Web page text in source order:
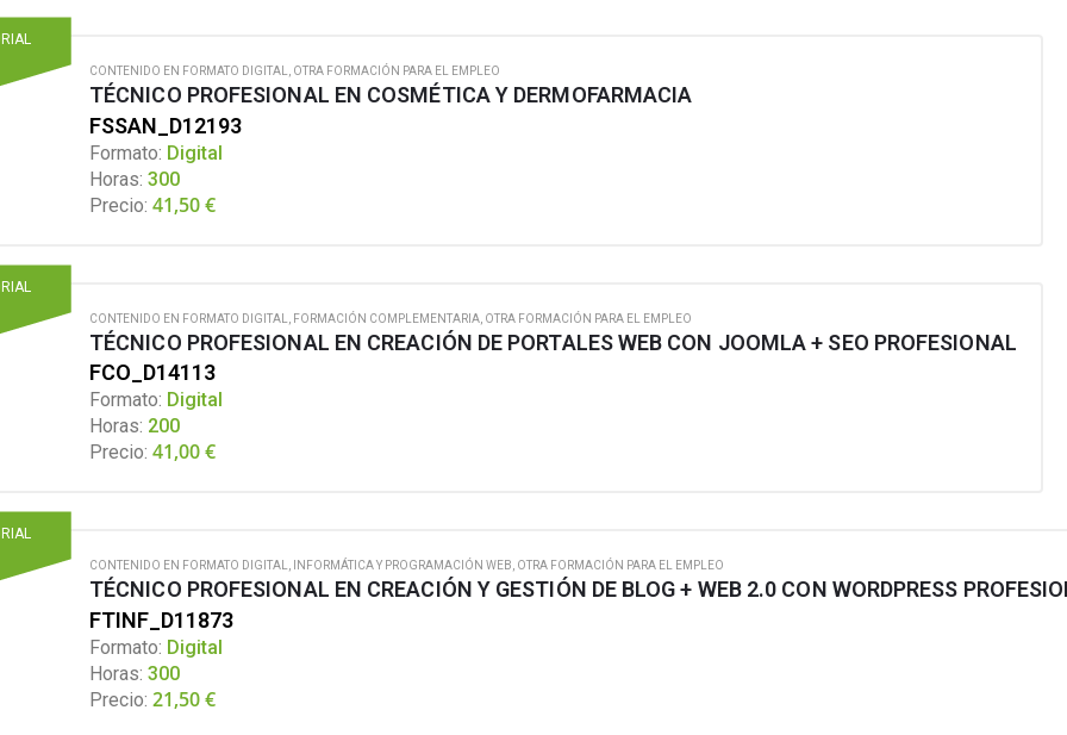
CONTENIDO EN FORMATO DIGITAL, OTRA FORMACIÓN PARA EL EMPLEO
TÉCNICO PROFESIONAL EN COSMÉTICA Y DERMOFARMACIA
FSSAN_D12193
Formato: Digital
Horas: 300
Precio: 41,50€
CONTENIDO EN FORMATO DIGITAL FORMACIÓN COMPLEMENTARIA OTRA FORMACIÓN PARA EL EMPLEO
TÉCNICO PROFESIONAL EN CREACIÓN DE PORTALES WEB CON JOOMLA + SEO PROFESIONAL
FCO_D14113
Formato: Digital
Horas: 200
Precio: 41,00€
CONTENIDO EN FORMATO DIGITAL INFORMÁTICA Y PROGRAMACIÓN WEB OTRA FORMACIÓN PARA EL EMPLEO
TÉCNICO PROFESIONAL EN CREACIÓN Y GESTIÓN DE BLOG + WEB 2.0 CON WORDPRESS
FTINF_D11873
Formato: Digital
Horas: 300
Precio: 21,50€